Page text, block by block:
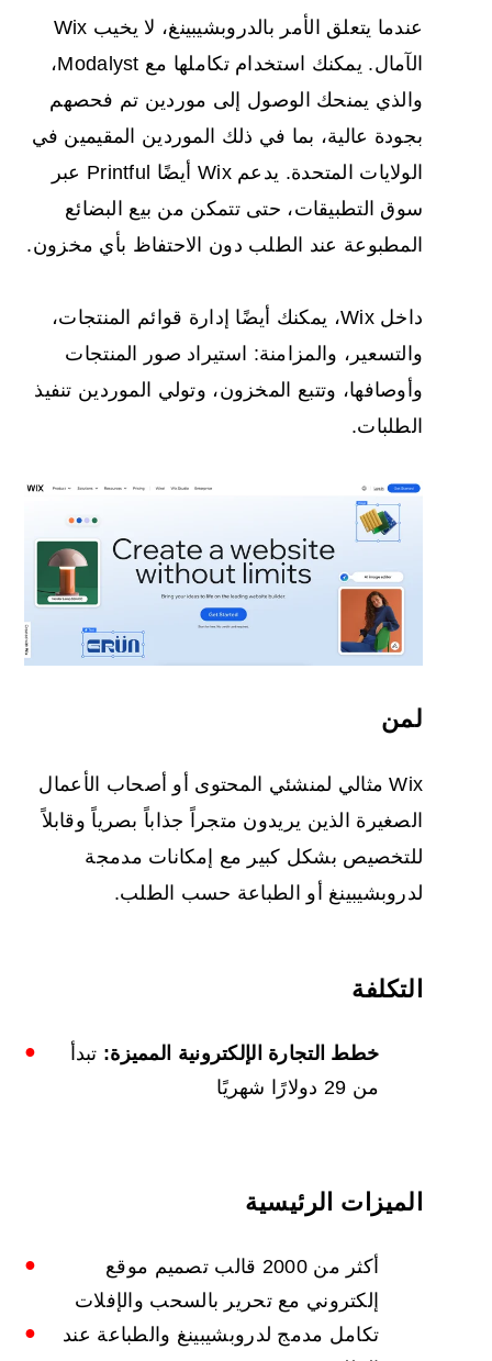
عندما يتعلق الأمر بالدروبشيبينغ، لا يخيب Wix
الآمال. يمكنك استخدام تكاملها مع Modalyst،
والذي يمنحك الوصول إلى موردين تم فحصهم
بجودة عالية، بما في ذلك الموردين المقيمين في
الولايات المتحدة. يدعم Wix أيضًا Printful عبر
سوق التطبيقات، حتى تتمكن من بيع البضائع
المطبوعة عند الطلب دون الاحتفاظ بأي مخزون.
داخل Wix، يمكنك أيضًا إدارة قوائم المنتجات،
والتسعير، والمزامنة: استيراد صور المنتجات
وأوصافها، وتتبع المخزون، وتولي الموردين تنفيذ
الطلبات.
لمن
Wix مثالي لمنشئي المحتوى أو أصحاب الأعمال
الصغيرة الذين يريدون متجراً جذاباً بصرياً وقابلاً
للتخصيص بشكل كبير مع إمكانات مدمجة
لدروبشيبينغ أو الطباعة حسب الطلب.
التكلفة
خطط التجارة الإلكترونية المميزة: تبدأ
من 29 دولارًا شهريًا
الميزات الرئيسية
أكثر من 2000 قالب تصميم موقع
إلكتروني مع تحرير بالسحب والإفلات
تكامل مدمج لدروبشيبينغ والطباعة عند